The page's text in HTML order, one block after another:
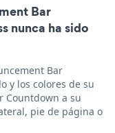
Bar
nunca ha sido
Bar
y los colores de su
Countdown a su
pie de página o